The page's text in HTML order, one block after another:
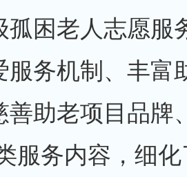
孤困老人志愿服
服务机制、丰富
善助老项目品牌
服务内容，细